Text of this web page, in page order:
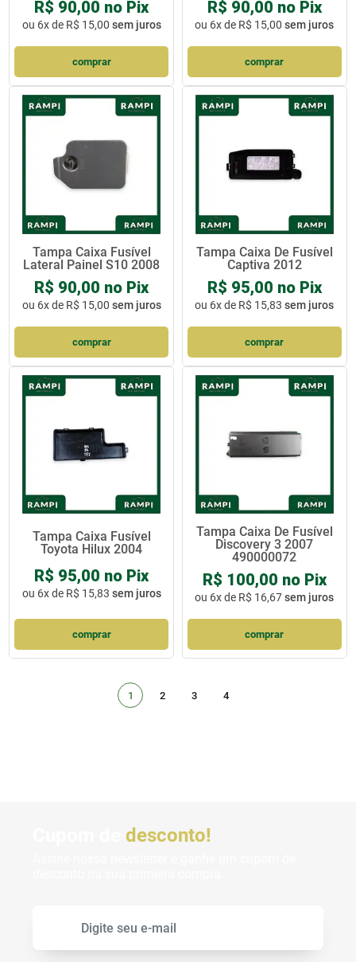
R$ 90,00 no Pix
ou 6x de R$ 15,00 sem juros
comprar
R$ 90,00 no Pix
ou 6x de R$ 15,00 sem juros
comprar
Tampa Caixa Fusível
Lateral Painel S10 2008
R$ 90,00 no Pix
ou 6x de R$ 15,00 sem juros
comprar
Tampa Caixa De Fusível
Captiva 2012
R$ 95,00 no Pix
ou 6x de R$ 15,83 sem juros
comprar
Tampa Caixa Fusível
Toyota Hilux 2004
R$ 95,00 no Pix
ou 6x de R$ 15,83 sem juros
comprar
Tampa Caixa De Fusível
Discovery 3 2007
490000072
R$ 100,00 no Pix
ou 6x de R$ 16,67sem juros
comprar
1 2 3 4
Cupom dedesconto!